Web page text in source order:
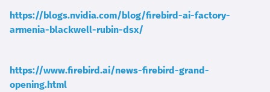
https://blogs.nvidia.com/blog/firebird-ai-factory-
armenia-blackwell-rubin-dsx/
https://www.firebird.ai/news-firebird-grand-
opening.html